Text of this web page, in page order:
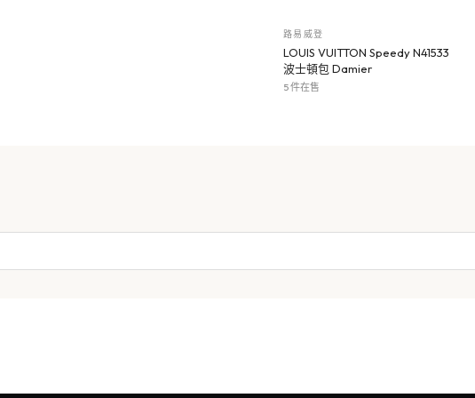
路易威登
LOUIS VUITTON Speedy N41533
波士頓包 Damier
5 件在售